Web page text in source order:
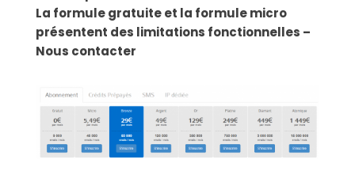
La formule gratuite et la formule micro
présentent des limitations fonctionnelles –
Nous contacter